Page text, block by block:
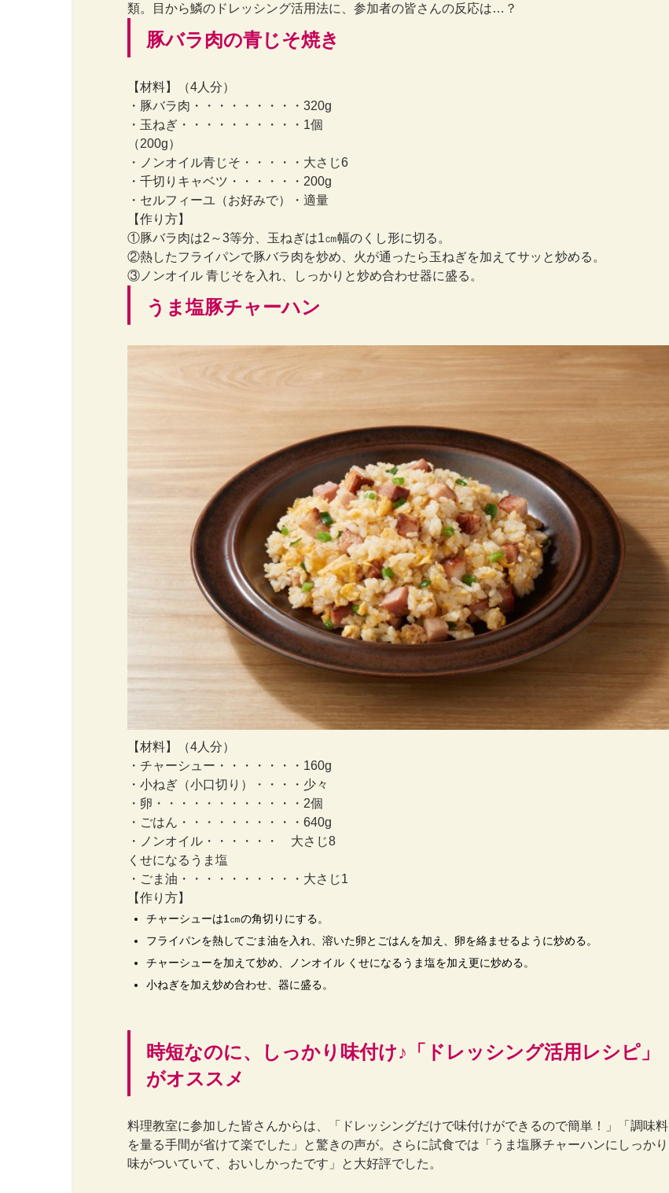
類。目から鱗のドレッシング活用法に、参加者の皆さんの反応は…？
豚バラ肉の青じそ焼き
【材料】（4人分）
・豚バラ肉・・・・・・・・・320g
・玉ねぎ・・・・・・・・・・1個
（200g）
・ノンオイル青じそ・・・・・大さじ6
・千切りキャベツ・・・・・・200g
・セルフィーユ（お好みで）・適量
【作り方】
①豚バラ肉は2～3等分、玉ねぎは1㎝幅のくし形に切る。
②熱したフライパンで豚バラ肉を炒め、火が通ったら玉ねぎを加えてサッと炒める。
③ノンオイル 青じそを入れ、しっかりと炒め合わせ器に盛る。
うま塩豚チャーハン
【材料】（4人分）
・チャーシュー・・・・・・・160g
・小ねぎ（小口切り）・・・・少々
・卵・・・・・・・・・・・・2個
・ごはん・・・・・・・・・・640g
・ノンオイル・・・・・・ 大さじ8
くせになるうま塩
・ごま油・・・・・・・・・・大さじ1
【作り方】
チャーシューは1㎝の角切りにする。
フライパンを熱してごま油を入れ、溶いた卵とごはんを加え、卵を絡ませるように炒める。
チャーシューを加えて炒め、ノンオイル くせになるうま塩を加え更に炒める。
小ねぎを加え炒め合わせ、器に盛る。
時短なのに、しっかり味付け♪「ドレッシング活用レシピ」
がオススメ
料理教室に参加した皆さんからは、「ドレッシングだけで味付けができるので簡単！」「調味料
を量る手間が省けて楽でした」と驚きの声が。さらに試食では「うま塩豚チャーハンにしっかり
味がついていて、おいしかったです」と大好評でした。